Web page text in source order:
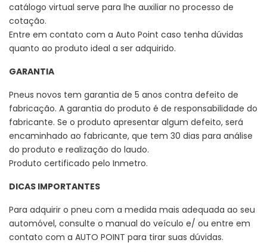
catálogo virtual serve para lhe auxiliar no processo de
cotação.
Entre em contato com a Auto Point caso tenha dúvidas
quanto ao produto ideal a ser adquirido.
GARANTIA
Pneus novos tem garantia de 5 anos contra defeito de
fabricação. A garantia do produto é de responsabilidade do
fabricante. Se o produto apresentar algum defeito, será
encaminhado ao fabricante, que tem 30 dias para análise
do produto e realização do laudo.
Produto certificado pelo Inmetro.
DICAS IMPORTANTES
Para adquirir o pneu com a medida mais adequada ao seu
automóvel, consulte o manual do veículo e/ ou entre em
contato com a AUTO POINT para tirar suas dúvidas.